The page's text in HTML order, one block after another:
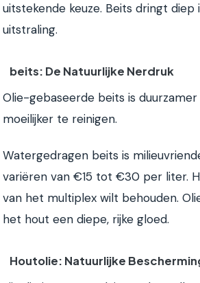
uitstekende keuze. Beits dringt
uitstraling.
beits: De Natuurlijke Nerdruk
Olie-gebaseerde beits is
moeilijker te reinigen.
Watergedragen beits is
variëren van €15 tot €30 per liter.
van het multiplex wilt behouden.
het hout een diepe, rijke gloed.
Houtolie: Natuurlijke